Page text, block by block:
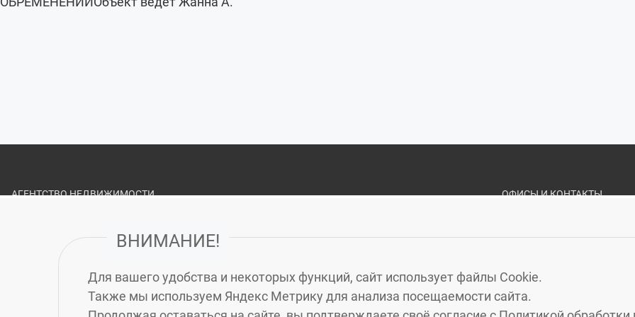
АГЕНТСТВО НЕДВИЖИМОСТИ
ПОЛИТИКА ОБРАБОТКИ ПЕРСОНАЛЬНЫХ ДАННЫХ
СТРАХОВАНИЕ ДЕЯТЕЛЬНОСТИ АГЕНТСТВА
ОФИСЫ И КОНТАКТЫ
ПИОНЕРСКИЙ, УЛ.
ВНИМАНИЕ!
Для вашего удобства и некоторых функций, сайт использует файлы Cookie.
Также мы используем Яндекс Метрику для анализа посещаемости сайта.